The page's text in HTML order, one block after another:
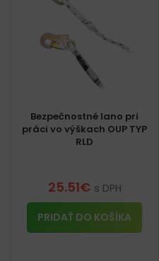
Bezpečnostné lano pri
práci vo výškach OUP TYP
RLD
25.51€ s DPH
PRIDAŤ DO KOŠÍKA